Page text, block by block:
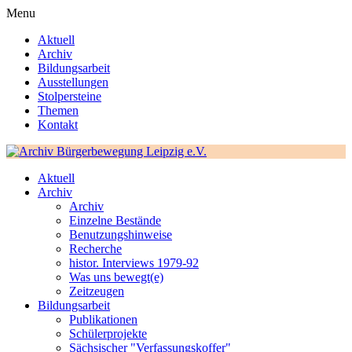
Menu
Aktuell
Archiv
Bildungsarbeit
Ausstellungen
Stolpersteine
Themen
Kontakt
Aktuell
Archiv
Archiv
Einzelne Bestände
Benutzungshinweise
Recherche
histor. Interviews 1979-92
Was uns bewegt(e)
Zeitzeugen
Bildungsarbeit
Publikationen
Schülerprojekte
Sächsischer "Verfassungskoffer"